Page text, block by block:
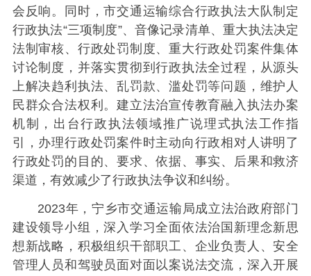
会反响。同时，市交通运输综合行政执法大队制定
行政执法“三项制度”、音像记录清单、重大执法决定
法制审核、行政处罚制度、重大行政处罚案件集体
讨论制度，并落实贯彻到行政执法全过程，从源头
上解决趋利执法、乱罚款、滥处罚等问题，维护人
民群众合法权利。建立法治宣传教育融入执法办案
机制，出台行政执法领域推广说理式执法工作指
引，办理行政处罚案件时主动向行政相对人讲明了
行政处罚的目的、要求、依据、事实、后果和救济
渠道，有效减少了行政执法争议和纠纷。
2023年，宁乡市交通运输局成立法治政府部门
建设领导小组，深入学习全面依法治国新理念新思
想新战略，积极组织干部职工、企业负责人、安全
管理人员和驾驶员面对面以案说法交流，深入开展